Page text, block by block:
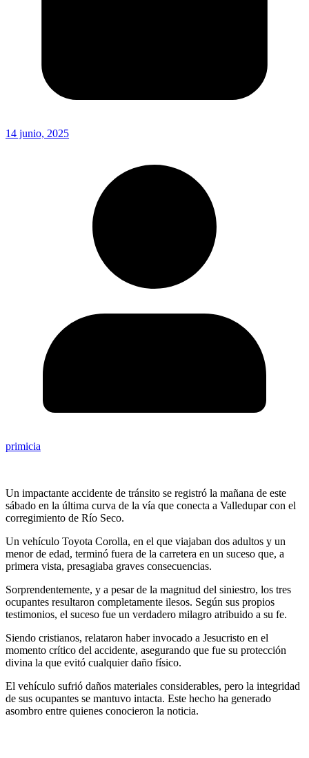
14 junio, 2025
primicia
Un impactante accidente de tránsito se registró la mañana de este
sábado en la última curva de la vía que conecta a Valledupar con el
corregimiento de Río Seco.
Un vehículo Toyota Corolla, en el que viajaban dos adultos y un
menor de edad, terminó fuera de la carretera en un suceso que, a
primera vista, presagiaba graves consecuencias.
Sorprendentemente, y a pesar de la magnitud del siniestro, los tres
ocupantes resultaron completamente ilesos. Según sus propios
testimonios, el suceso fue un verdadero milagro atribuido a su fe.
Siendo cristianos, relataron haber invocado a Jesucristo en el
momento crítico del accidente, asegurando que fue su protección
divina la que evitó cualquier daño físico.
El vehículo sufrió daños materiales considerables, pero la integridad
de sus ocupantes se mantuvo intacta. Este hecho ha generado
asombro entre quienes conocieron la noticia.